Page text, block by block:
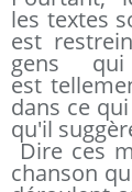
les textes
est
gens
est
dans ce
qu'il
Dire ces
chanson